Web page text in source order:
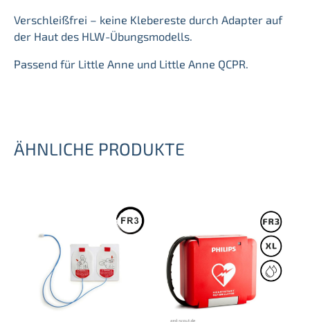
Verschleißfrei – keine Klebereste durch Adapter auf
der Haut des HLW-Übungsmodells.
Passend für Little Anne und Little Anne QCPR.
ÄHNLICHE PRODUKTE